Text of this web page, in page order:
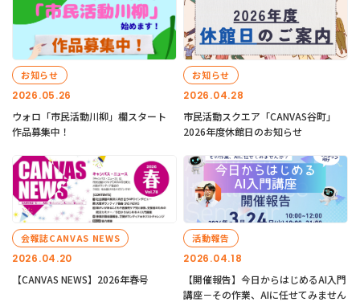
2026.05.26
お知らせ
ウォロ「市民活動川柳」欄スタート
作品募集中！
2026.04.28
お知らせ
市民活動スクエア「CANVAS谷町」
2026年度休館日のお知らせ
2026.04.20
会報誌CANVAS NEWS
【CANVAS NEWS】2026年春号
2026.04.18
活動報告
【開催報告】今日からはじめるAI入門
講座－その作業、AIに任せてみません